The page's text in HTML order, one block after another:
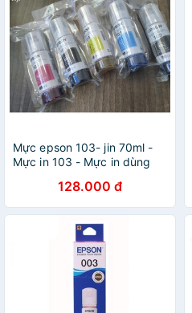
Mực epson 103- jin 70ml -
Mực in 103 - Mực in dùng
L1110/L3110 dòng châu âu
128.000 đ